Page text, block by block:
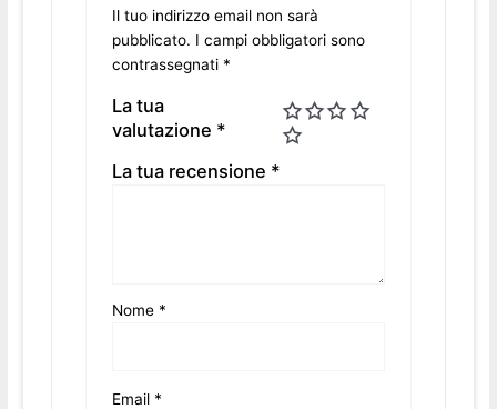
Il tuo indirizzo email non sarà
pubblicato. I campi obbligatori sono
contrassegnati *
La tua
valutazione *
La tua recensione *
Nome *
Email *